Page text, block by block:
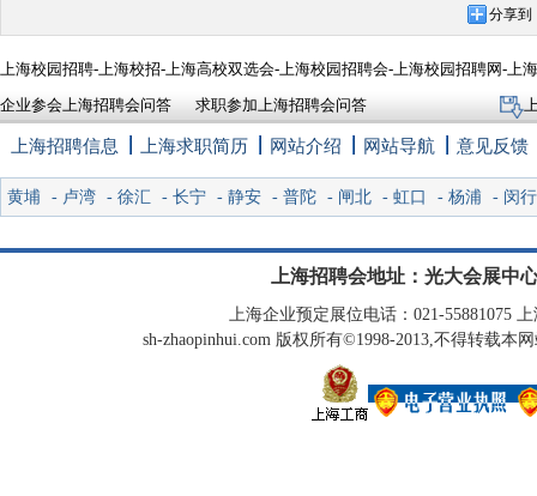
分享到
上海校园招聘-上海校招-上海高校双选会-上海校园招聘会-上海校园招聘网-上
企业参会上海招聘会问答 求职参加上海招聘会问答
上海招聘信息 上海求职简历 网站介绍 网站导航 意见反馈
黄埔 - 卢湾 - 徐汇 - 长宁 - 静安 - 普陀 - 闸北 - 虹口 - 杨浦 - 闵行
上海招聘会地址：光大会展中
上海企业预定展位电话：021-55881075
sh-zhaopinhui.com 版权所有©1998-2013,不得转载本